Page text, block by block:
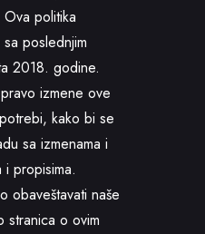
politika
poslednjim
2018. godine.
izmene ove
kako bi se
sa izmenama i
i propisima.
obaveštavati naše
stranica o ovim